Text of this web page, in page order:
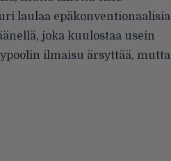
laulaa epäkonventionaalisia
joka kuulostaa usein
ilmaisu ärsyttää, mutta